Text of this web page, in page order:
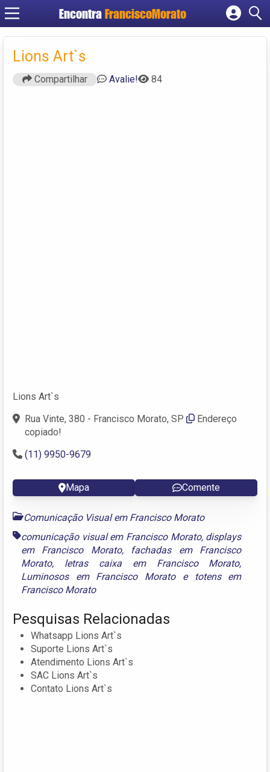
Encontra FranciscoMorato
Cadastrar empresa
Lions Art`s
Compartilhar Avalie! 84
Lions Art`s
Rua Vinte, 380 - Francisco Morato, SP
Endereço
copiado!
(11) 9950-9679
Mapa Comente
Comunicação Visual em Francisco Morato
comunicação visual em Francisco Morato, displays
em Francisco Morato, fachadas em Francisco
Morato, letras caixa em Francisco Morato,
Luminosos em Francisco Moratoe
totens em
Francisco Morato
Pesquisas Relacionadas
Whatsapp Lions Art`s
Suporte Lions Art`s
Atendimento Lions Art`s
SAC Lions Art`s
Contato Lions Art`s